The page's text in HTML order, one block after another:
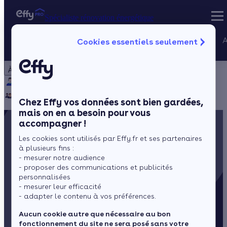
Cookies essentiels seulement
Chez Effy vos données sont bien gardées,
mais on en a besoin pour vous
accompagner !
Les cookies sont utilisés par Effy.fr et ses partenaires
à plusieurs fins :
- mesurer notre audience
- proposer des communications et publicités
personnalisées
- mesurer leur efficacité
- adapter le contenu à vos préférences.
Aucun cookie autre que nécessaire au bon
fonctionnement du site ne sera posé sans votre
À propos
Notre équipe
Rejoignez-nous Presse
Spécialiste rénovation énergétique Nos services
Spécialiste rénovation énergétique